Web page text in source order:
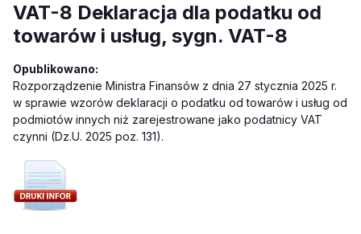
VAT-8 Deklaracja dla podatku od
towarów i usług, sygn. VAT-8
Opublikowano:
Rozporządzenie Ministra Finansów z dnia 27 stycznia 2025 r.
w sprawie wzorów deklaracji o podatku od towarów i usług od
podmiotów innych niż zarejestrowane jako podatnicy VAT
czynni (Dz.U. 2025 poz. 131).